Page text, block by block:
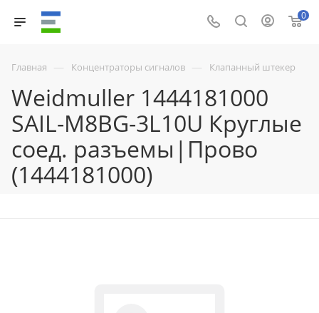
0
Главная — Концентраторы сигналов — Клапанный штекер
Weidmuller 1444181000
SAIL-M8BG-3L10U Круглые
соед. разъемы|Прово
(1444181000)